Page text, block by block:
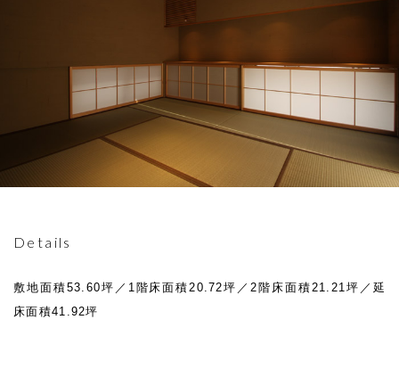
Details
敷地面積53.60坪／1階床面積20.72坪／2階床面積21.21坪／延
床面積41.92坪